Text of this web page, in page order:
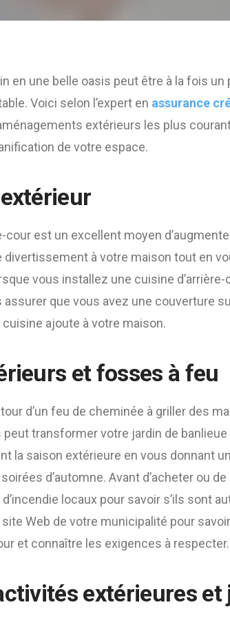
en une belle oasis peut être à la fois
Voici selon l’expert en assurance
extérieurs les plus
de votre espace.
cour est un excellent moyen
divertissement à votre maison tout en
vous installez une cuisine
assurer que vous avez une couverture
ajoute à votre maison.
et fosses à feu
d’un feu de cheminée à griller des
transformer votre jardin de banlieue
la saison extérieure en vous donnant
d’automne. Avant d’acheter ou
locaux pour savoir s’ils sont
Web de votre municipalité pour
et connaître les exigences à respecter.
extérieures